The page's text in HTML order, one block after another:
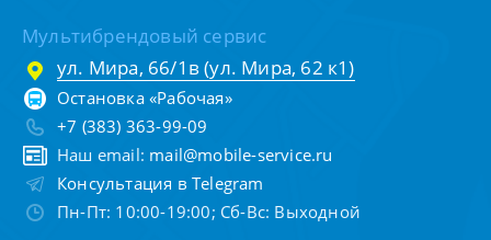
Мультибрендовый сервис
ул. Мира, 66/1в (ул. Мира, 62 к1)
Остановка «Рабочая»
+7 (383) 363-99-09
Наш email: mail@mobile-service.ru
Консультация в Telegram
Пн-Пт: 10:00-19:00; Сб-Вс: Выходной